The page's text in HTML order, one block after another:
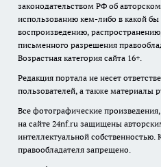
законодательством РФ об
использованию кем-либо в какой
воспроизведению,
письменного разрешения
Возрастная категория сайта 16+.
Редакция портала не несет
пользователей, а также материалы
Все фотографические
на сайте 24nf.ru защищены
интеллектуальной собственностью.
правообладателя запрещено.